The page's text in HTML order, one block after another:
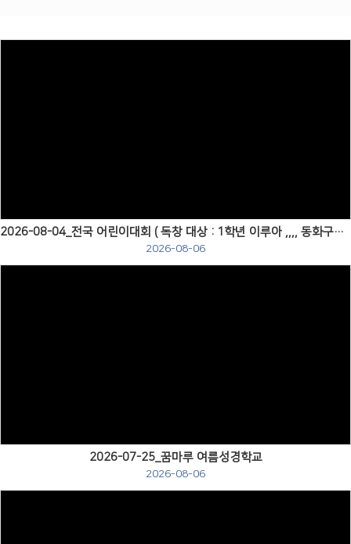
2026-08-04_전국 어린이대회 ( 독창 대상 : 1학년 이루아 ,,,, 동화구연 금상 : 6학년 홍서이 )
2026-08-06
2026-07-25_꿈마루 여름성경학교
2026-08-06